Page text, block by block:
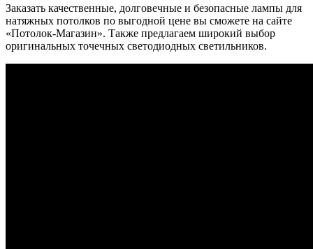
Заказать качественные, долговечные и безопасные лампы для
натяжных потолков по выгодной цене вы сможете на сайте
«Потолок-Магазин». Также предлагаем широкий выбор
оригинальных точечных светодиодных светильников.